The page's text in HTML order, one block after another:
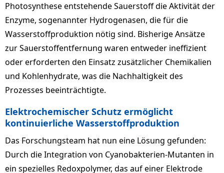
Photosynthese entstehende Sauerstoff die Aktivität der
Enzyme, sogenannter Hydrogenasen, die für die
Wasserstoffproduktion nötig sind. Bisherige Ansätze
zur Sauerstoffentfernung waren entweder ineffizient
oder erforderten den Einsatz zusätzlicher Chemikalien
und Kohlenhydrate, was die Nachhaltigkeit des
Prozesses beeinträchtigte.
Elektrochemischer Schutz ermöglicht
kontinuierliche Wasserstoffproduktion
Das Forschungsteam hat nun eine Lösung gefunden:
Durch die Integration von Cyanobakterien-Mutanten in
ein spezielles Redoxpolymer, das auf einer Elektrode